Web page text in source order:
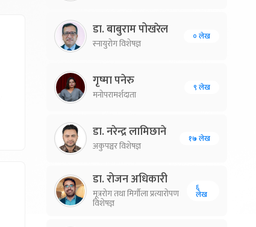
डा. बाबुराम पोखरेल
स्नायुरोग विशेषज्ञ
० लेख
गृष्मा पनेरु
मनोपरामर्शदाता
९ लेख
डा. नरेन्द्र लामिछाने
अकुपञ्चर विशेषज्ञ
१७ लेख
डा. रोजन अधिकारी
मूत्ररोग तथा मिर्गौला प्रत्यारोपण
विशेषज्ञ
६
लेख